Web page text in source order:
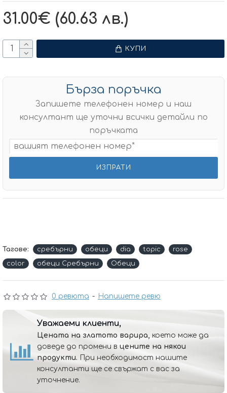
0 ревюта - Напишете ревю
31.00€ (60.63 лв.)
КУПИ
Бърза поръчка
Запишете телефонен номер и наш
консултант ще уточни всички детайли по
поръчката
Тагове: сребърни обеци dia topic
rose
color
обеци Сребърни Обеци
Уважаеми клиенти,
Цената на златото варира, което може да
доведе до промени в цените на някои
продукти. При необходимост нашите
консултанти ще се свържат с вас за
уточнение.